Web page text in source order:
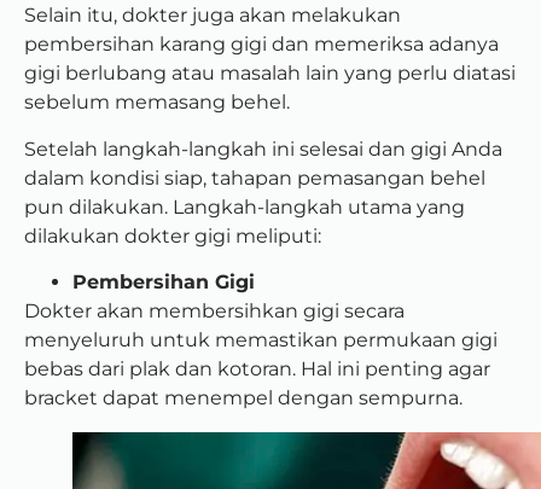
Selain itu, dokter juga akan melakukan
pembersihan karang gigi dan memeriksa adanya
gigi berlubang atau masalah lain yang perlu diatasi
sebelum memasang behel.
Setelah langkah-langkah ini selesai dan gigi Anda
dalam kondisi siap, tahapan pemasangan behel
pun dilakukan. Langkah-langkah utama yang
dilakukan dokter gigi meliputi:
Pembersihan Gigi
Dokter akan membersihkan gigi secara
menyeluruh untuk memastikan permukaan gigi
bebas dari plak dan kotoran. Hal ini penting agar
bracket dapat menempel dengan sempurna.